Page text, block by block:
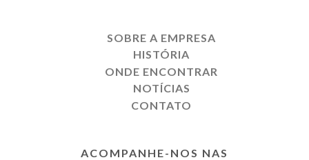
SOBRE A EMPRESA
HISTÓRIA
ONDE ENCONTRAR
NOTÍCIAS
CONTATO
ACOMPANHE-NOS NAS